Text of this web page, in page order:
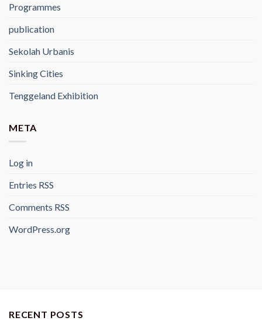
Programmes
publication
Sekolah Urbanis
Sinking Cities
Tenggeland Exhibition
META
Log in
Entries RSS
Comments RSS
WordPress.org
RECENT POSTS